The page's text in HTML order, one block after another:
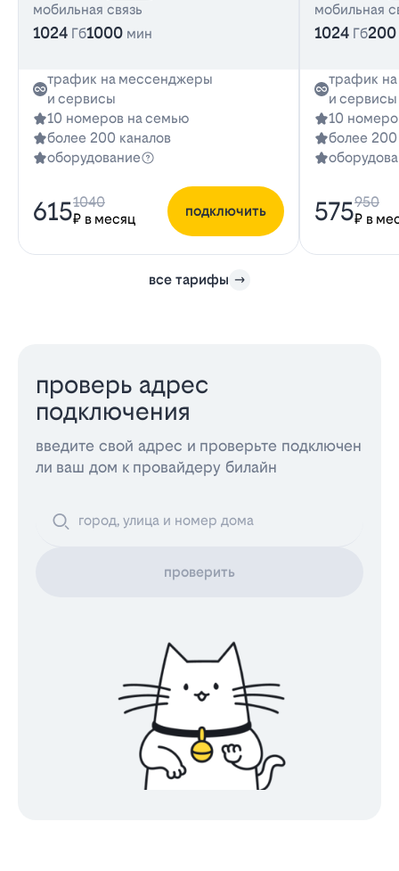
мобильная связь
1024 Гб1000 мин
трафик на мессенджеры
и сервисы
10 номеров на семью
более 200 каналов
оборудование
615₽ в месяц
1040
подключить
мобильная
1024 Гб200
трафик
и сервисы
10
более 200
575₽ в
950
все тарифы
проверь адрес
подключения
введите свой адрес и проверьте подключен
ли ваш дом к провайдеру билайн
проверить